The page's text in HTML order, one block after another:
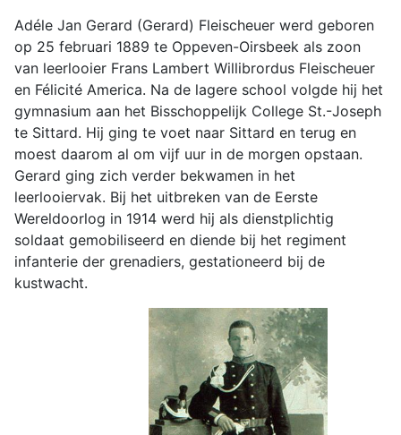
Adéle Jan Gerard (Gerard) Fleischeuer werd geboren
op 25 februari 1889 te Oppeven-Oirsbeek als zoon
van leerlooier Frans Lambert Willibrordus Fleischeuer
en Félicité America. Na de lagere school volgde hij het
gymnasium aan het Bisschoppelijk College St.-Joseph
te Sittard. Hij ging te voet naar Sittard en terug en
moest daarom al om vijf uur in de morgen opstaan.
Gerard ging zich verder bekwamen in het
leerlooiervak. Bij het uitbreken van de Eerste
Wereldoorlog in 1914 werd hij als dienstplichtig
soldaat gemobiliseerd en diende bij het regiment
infanterie der grenadiers, gestationeerd bij de
kustwacht.